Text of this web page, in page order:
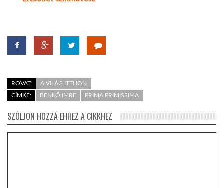
ROVAT:
A VILÁG ITTHON
CÍMKE:
BENKŐ IMRE PRIMA PRIMISSIMA
SZÓLJON HOZZÁ EHHEZ A CIKKHEZ